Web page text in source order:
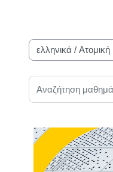
Κατηγορίες
Αναζήτηση